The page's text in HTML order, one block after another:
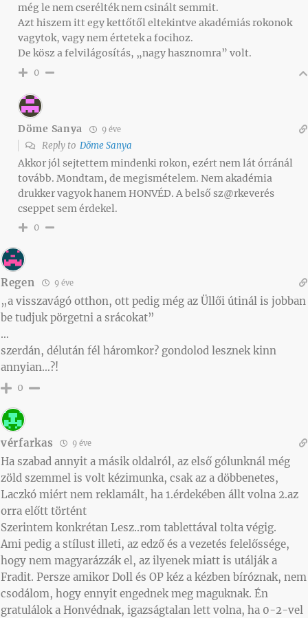
még le nem cserélték nem csinált semmit.
Azt hiszem itt egy kettőtől eltekintve akadémiás rokonok
vagytok, vagy nem értetek a focihoz.
De kösz a felvilágosítás, „nagy hasznomra” volt.
0
Döme Sanya 9 éve
Reply to Döme Sanya
Akkor jól sejtettem mindenki rokon, ezért nem lát órránál
tovább. Mondtam, de megismételem. Nem akadémia
drukker vagyok hanem HONVÉD. A belső sz@rkeverés
cseppet sem érdekel.
0
Regen 9 éve
„a visszavágó otthon, ott pedig még az Üllői útinál is jobban
be tudjuk pörgetni a srácokat”
…
szerdán, délután fél háromkor? gondolod lesznek kinn
annyian…?!
0
vérfarkas 9 éve
Ha szabad annyit a másik oldalról, az első gólunknál még
zöld szemmel is volt kézimunka, csak az a döbbenetes,
Laczkó miért nem reklamált, ha 1.érdekében állt volna 2.az
orra előtt történt
Szerintem konkrétan Lesz..rom tablettával tolta végig.
Ami pedig a stílust illeti, az edző és a vezetés felelőssége,
hogy nem magyarázzák el, az ilyenek miatt is utálják a
Fradit. Persze amikor Doll és OP kéz a kézben bíróznak, nem
csodálom, hogy ennyit engednek meg maguknak. Én
gratulálok a Honvédnak, igazságtalan lett volna, ha 0-2-vel